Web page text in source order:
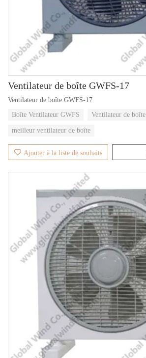
Ventilateur de boîte GWFS-17
Ventilateur de boîte GWFS-17
Boîte Ventilateur GWFS
Ventilateur de boîte
meilleur ventilateur de boîte
Ajouter à la liste de souhaits